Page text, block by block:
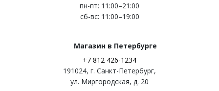
пн-пт: 11:00–21:00
сб-вс: 11:00–19:00
Магазин в Петербурге
+7 812 426-1234
191024, г. Санкт-Петербург,
ул. Миргородская, д. 20